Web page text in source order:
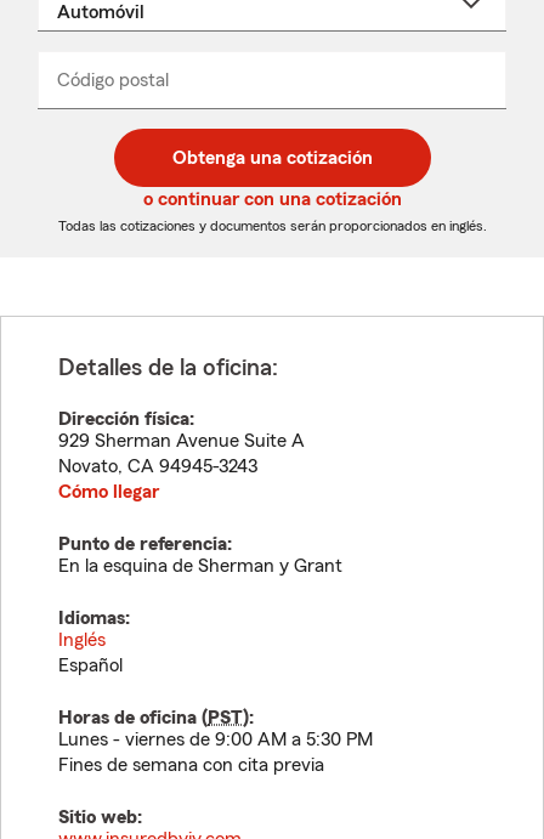
desplegable
Código postal
de
5
dígitos
de
5
dígitos
_____
Obtenga una cotización
o continuar con una cotización
Todas las cotizaciones y documentos serán proporcionados en inglés.
Detalles de la oficina:
Dirección física:
929 Sherman Avenue Suite A
Novato, CA 94945-3243
Cómo llegar
Punto de referencia:
En la esquina de Sherman y Grant
Idiomas:
Inglés
Español
Horas de oficina (PST):
Lunes - viernes de 9:00 AM a 5:30 PM
Fines de semana con cita previa
Sitio web: